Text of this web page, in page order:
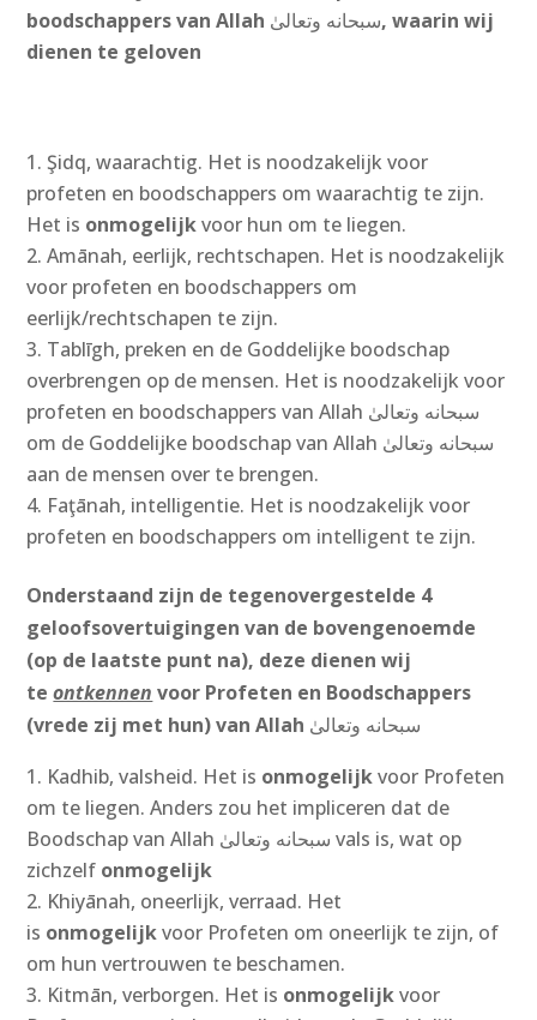
boodschappers van Allah سبحانه وتعالىٰ‎, waarin wij
dienen te geloven
Şidq, waarachtig. Het is noodzakelijk voor
profeten en boodschappers om waarachtig te zijn.
Het is onmogelijkvoor hun om te liegen.
Amānah, eerlijk, rechtschapen. Het is noodzakelijk
voor profeten en boodschappers om
eerlijk/rechtschapen te zijn.
Tablīgh, preken en de Goddelijke boodschap
overbrengen op de mensen. Het is noodzakelijk voor
profeten en boodschappers van Allah سبحانه وتعالىٰ‎
om de Goddelijke boodschap van Allah سبحانه وتعالىٰ‎
aan de mensen over te brengen.
Faţānah, intelligentie. Het is noodzakelijk voor
profeten en boodschappers om intelligent te zijn.
Onderstaand zijn de tegenovergestelde 4
geloofsovertuigingen van de bovengenoemde
(op de laatste punt na), deze dienen wij
teontkennen voor Profeten en Boodschappers
(vrede zij met hun) van Allah سبحانه وتعالىٰ
Kadhib, valsheid. Het is onmogelijkvoor Profeten
om te liegen. Anders zou het impliceren dat de
Boodschap van Allah سبحانه وتعالىٰ‎ vals is, wat op
zichzelf onmogelijk
Khiyānah, oneerlijk, verraad. Het
is onmogelijkvoor Profeten om oneerlijk te zijn, of
om hun vertrouwen te beschamen.
Kitmān, verborgen. Het is onmogelijkvoor